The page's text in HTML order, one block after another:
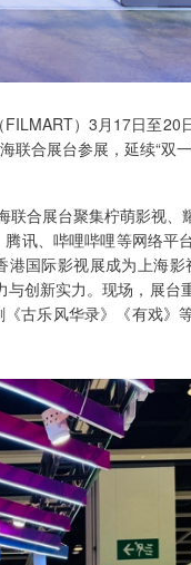
）3月17日至20
合展台参展，延续“双
合展台聚集柠萌影视、
讯、哔哩哔哩等网络平
国际影视展成为上海
创新实力。现场，展台
古乐风华录》《有戏》